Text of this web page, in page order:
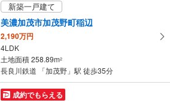
新築一戸建て
美濃加茂市加茂野町稲辺
2,190万円
4LDK
土地面積 258.89m2
長良川鉄道 「加茂野」駅 徒歩35分
成約でもらえる